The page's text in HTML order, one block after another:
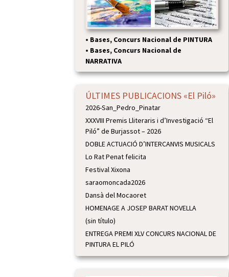
• Bases, Concurs Nacional de PINTURA
• Bases, Concurs Nacional de
NARRATIVA
ÚLTIMES PUBLICACIONS «El Piló»
2026-San_Pedro_Pinatar
XXXVIII Premis Lliteraris i d’Investigació “El
Piló” de Burjassot – 2026
DOBLE ACTUACIÓ D’INTERCANVIS MUSICALS
Lo Rat Penat felicita
Festival Xixona
saraomoncada2026
Dansà del Mocaoret
HOMENAGE A JOSEP BARAT NOVELLA
(sin título)
ENTREGA PREMI XLV CONCURS NACIONAL DE
PINTURA EL PILÓ